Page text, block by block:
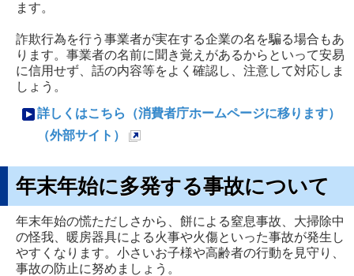
ます。
詐欺行為を行う事業者が実在する企業の名を騙る場合もあ
ります。事業者の名前に聞き覚えがあるからといって安易
に信用せず、話の内容等をよく確認し、注意して対応しま
しょう。
詳しくはこちら（消費者庁ホームページに移ります）
（外部サイト）
規
ペ
ー
ジ
で
年末年始に多発する事故について
年末年始の慌ただしさから、餅による窒息事故、大掃除中
の怪我、暖房器具による火事や火傷といった事故が発生し
やすくなります。小さいお子様や高齢者の行動を見守り、
事故の防止に努めましょう。